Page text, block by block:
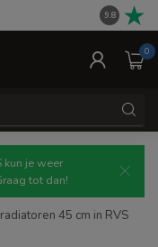
Gratis
9.8
0
kun je weer
tot dan!
45 cm in RVS